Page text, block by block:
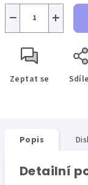
+
−
Zeptat se
Popis
Detailní